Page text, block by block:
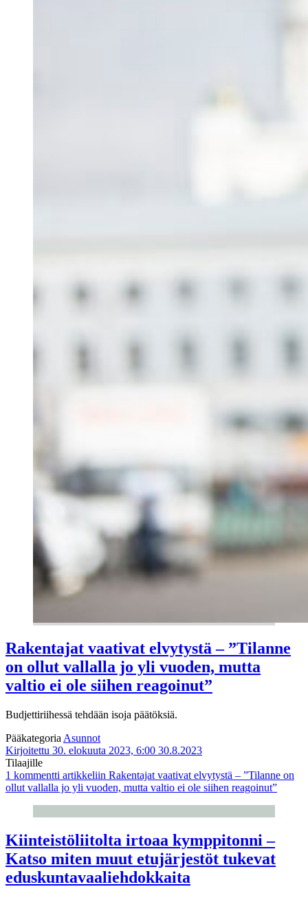
Rakentajat vaativat elvytystä – ”Tilanne
on ollut vallalla jo yli vuoden, mutta
valtio ei ole siihen reagoinut”
Budjettiriihessä tehdään isoja päätöksiä.
Pääkategoria Asunnot
Kirjoitettu 30. elokuuta 2023, 6:00 30.8.2023
Tilaajille
1 kommentti artikkeliin Rakentajat vaativat elvytystä – ”Tilanne on
ollut vallalla jo yli vuoden, mutta valtio ei ole siihen reagoinut”
Kiinteistöliitolta irtoaa kymppitonni –
Katso miten muut etujärjestöt tukevat
eduskuntavaaliehdokkaita